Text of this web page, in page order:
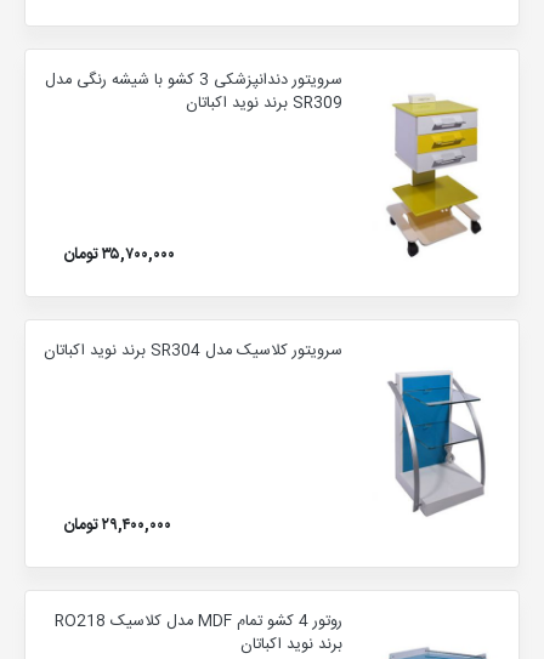
سرویتور دندانپزشکی 3 کشو با شیشه رنگی مدل
SR309 برند نوید اکباتان
۳۵,۷۰۰,۰۰۰ تومان
سرویتور کلاسیک مدل SR304 برند نوید اکباتان
۲۹,۴۰۰,۰۰۰ تومان
روتور 4 کشو تمام MDF مدل کلاسیک RO218
برند نوید اکباتان